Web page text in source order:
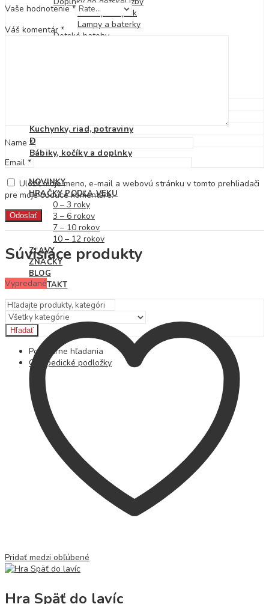
Detský nábytok
Lampy a baterky
Detské batohy
Kuchynky, riad, potraviny
Domčeky pre bábiky
Bábiky, kočíky a doplnky
NOVINKY
HRAČKY PODĽA VEKU
0 – 3 roky
3 – 6 rokov
7 – 10 rokov
10 – 12 rokov
ZĽAVY
ZNAČKY
BLOG
KONTAKT
Hľadať
Populárne hľadania
Ortopedické podložky
Vaše hodnotenie*
Váš komentár *
Name *
Email *
Uložiť moje meno, e-mail a webovú stránku v tomto prehliadači
pre moje budúce komentáre.
Súvisiace produkty
Vypredané
Pridať medzi obľúbené
Hra Späť do lavíc